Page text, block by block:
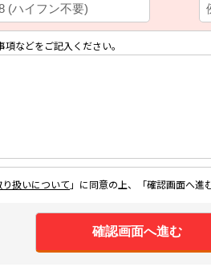
などをご記入ください。
り扱いについて 」に同意の上、「確認画面へ進